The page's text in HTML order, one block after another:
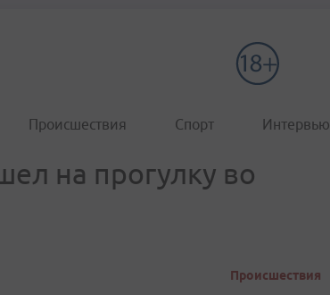
Происшествия Спорт Интервью
на прогулку во
Происшествия